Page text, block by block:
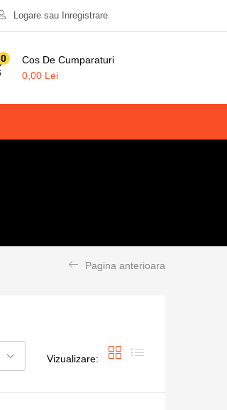
Logare sau Inregistrare
0
Cos De Cumparaturi
0,00 Lei
Pagina anterioara
Vizualizare: